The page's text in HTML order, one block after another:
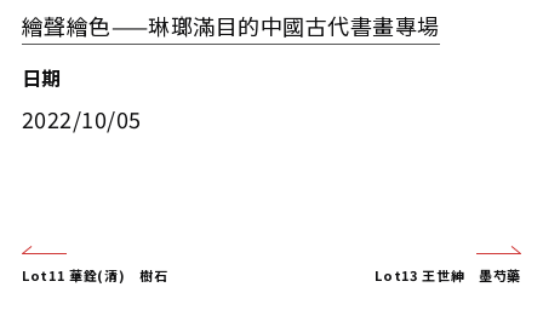
繪聲繪色——琳瑯滿目的中國古代書畫專場
日期
2022/10/05
Lot11 華銓(清) 樹石 Lot13 王世紳 墨芍藥